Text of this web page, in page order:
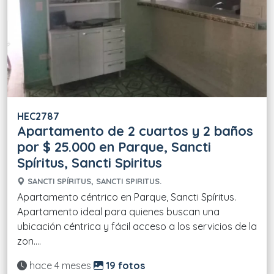
HEC2787
Apartamento de 2 cuartos y 2 baños
por $ 25.000 en Parque, Sancti
Spíritus, Sancti Spiritus
SANCTI SPÍRITUS, SANCTI SPIRITUS.
Apartamento céntrico en Parque, Sancti Spíritus.
Apartamento ideal para quienes buscan una
ubicación céntrica y fácil acceso a los servicios de la
zon....
Actualizado:
hace 4 meses 19 fotos